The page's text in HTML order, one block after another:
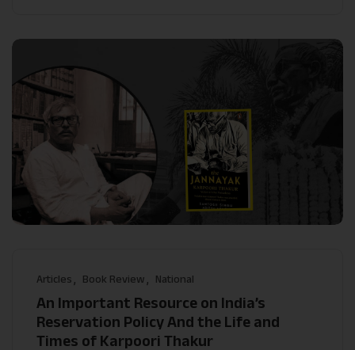
Articles Book Review National
An Important Resource on India’s
Reservation Policy And the Life and
Times of Karpoori Thakur